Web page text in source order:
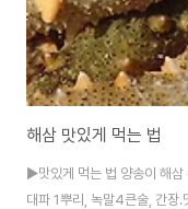
해삼 맛있게 먹는 법
▶맛있게 먹는 법 양송이 해
대파 1뿌리, 녹말4큰술, 간장.